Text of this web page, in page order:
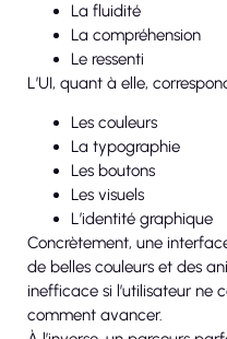
La fluidité
La compréhension
Le ressenti
L’UI, quant à elle,
Les couleurs
La typographie
Les boutons
Les visuels
L’identité graphique
Concrètement, une
de belles couleurs et des
inefficace si l’utilisateur ne
comment avancer.